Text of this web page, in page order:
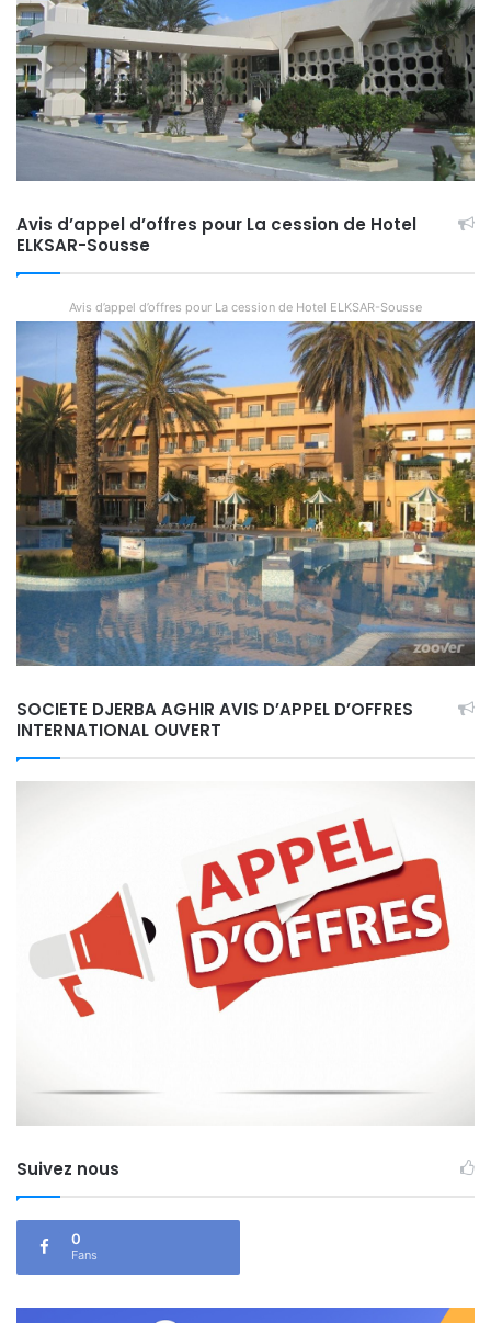
Avis d’appel d’offres pour La cession de Hotel
ELKSAR-Sousse
Avis d’appel d’offres pour La cession de Hotel ELKSAR-Sousse
SOCIETE DJERBA AGHIR AVIS D’APPEL D’OFFRES
INTERNATIONAL OUVERT
Suivez nous
0
Fans